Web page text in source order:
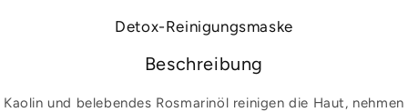
Detox-Reinigungsmaske
Beschreibung
Kaolin und belebendes Rosmarinöl reinigen die Haut, nehmen